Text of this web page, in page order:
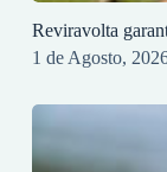
Reviravolta
1 de Agosto,